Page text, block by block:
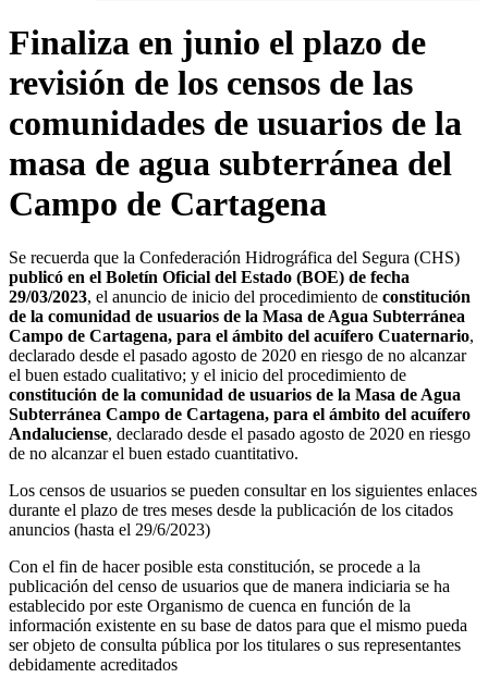
Finaliza en junio el plazo de
revisión de los censos de las
comunidades de usuarios de la
masa de agua subterránea del
Campo de Cartagena
Se recuerda que la Confederación Hidrográfica del Segura (CHS)
publicó en el Boletín Oficial del Estado (BOE) de fecha
29/03/2023, el anuncio de inicio del procedimiento de constitución
de la comunidad de usuarios de la Masa de Agua Subterránea
Campo de Cartagena, para el ámbito del acuífero Cuaternario,
declarado desde el pasado agosto de 2020 en riesgo de no alcanzar
el buen estado cualitativo; y el inicio del procedimiento de
constitución de la comunidad de usuarios de la Masa de Agua
Subterránea Campo de Cartagena, para el ámbito del acuífero
Andaluciense, declarado desde el pasado agosto de 2020 en riesgo
de no alcanzar el buen estado cuantitativo.
Los censos de usuarios se pueden consultar en los siguientes enlaces
durante el plazo de tres meses desde la publicación de los citados
anuncios (hasta el 29/6/2023)
Con el fin de hacer posible esta constitución, se procede a la
publicación del censo de usuarios que de manera indiciaria se ha
establecido por este Organismo de cuenca en función de la
información existente en su base de datos para que el mismo pueda
ser objeto de consulta pública por los titulares o sus representantes
debidamente acreditados